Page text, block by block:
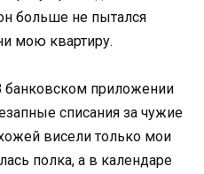
больше не пытался
мою квартиру.
банковском приложении
списания за чужие
висели только мои
полка, а в календаре